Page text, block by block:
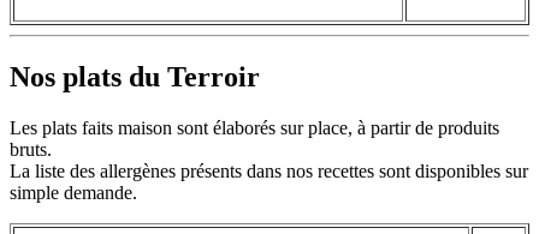
Nos plats du Terroir
Les plats faits maison sont élaborés sur place, à partir de produits
bruts.
La liste des allergènes présents dans nos recettes sont disponibles sur
simple demande.